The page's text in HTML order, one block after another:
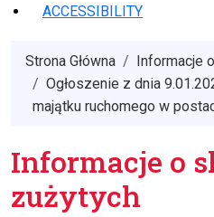
ACCESSIBILITY
Strona Główna
Informacje
Ogłoszenie z dnia
majątku ruchomego w
Informacje o
zużytych